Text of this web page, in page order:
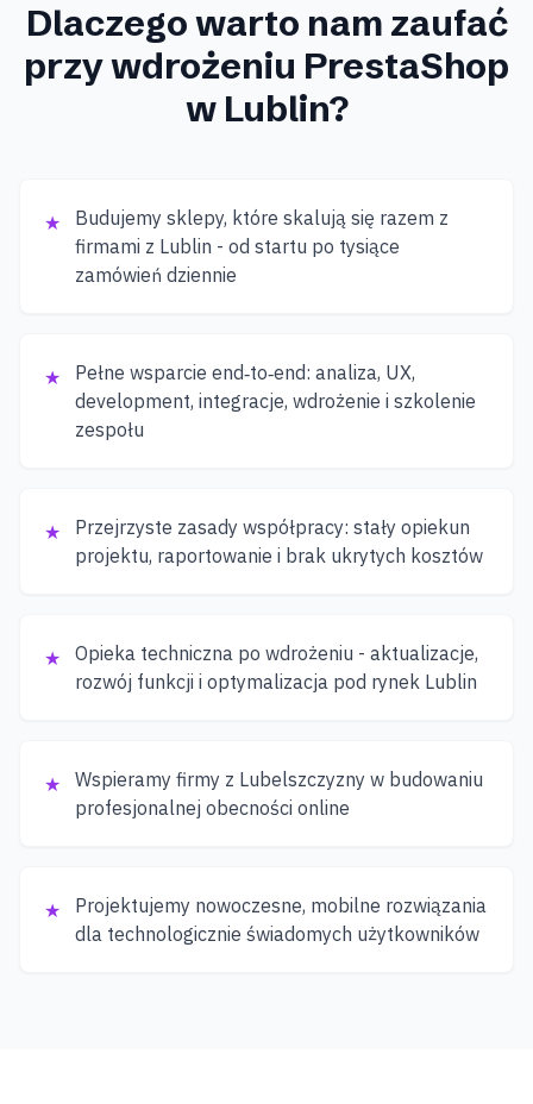
Dlaczego warto nam zaufać
przy wdrożeniu PrestaShop
w Lublin?
★
Budujemy sklepy, które skalują się razem z
firmami z Lublin - od startu po tysiące
zamówień dziennie
★
Pełne wsparcie end‑to‑end: analiza, UX,
development, integracje, wdrożenie i szkolenie
zespołu
★
Przejrzyste zasady współpracy: stały opiekun
projektu, raportowanie i brak ukrytych kosztów
★
Opieka techniczna po wdrożeniu - aktualizacje,
rozwój funkcji i optymalizacja pod rynek Lublin
★
Wspieramy firmy z Lubelszczyzny w budowaniu
profesjonalnej obecności online
★
Projektujemy nowoczesne, mobilne rozwiązania
dla technologicznie świadomych użytkowników